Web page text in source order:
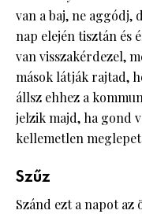
van a baj, ne aggódj,
nap elején tisztán és
van visszakérdezel,
mások látják rajtad,
állsz ehhez a
jelzik majd, ha gond
kellemetlen
Szűz
Szánd ezt a napot